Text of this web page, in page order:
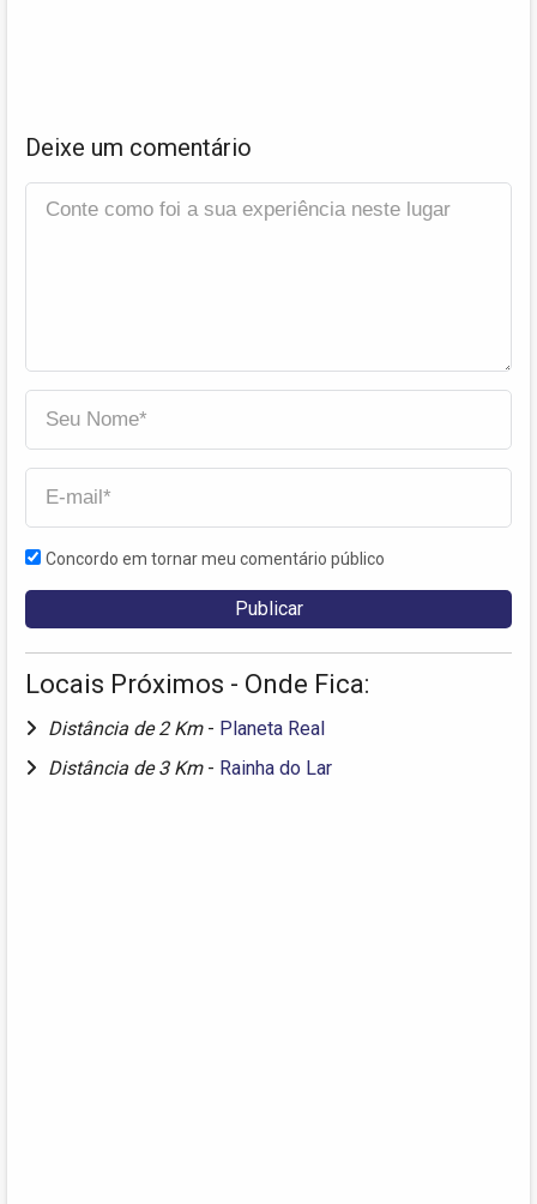
Deixe um comentário
Concordo em tornar meu comentário público
Locais Próximos - Onde Fica:
Distância de 2 Km - Planeta Real
Distância de 3 Km - Rainha do Lar